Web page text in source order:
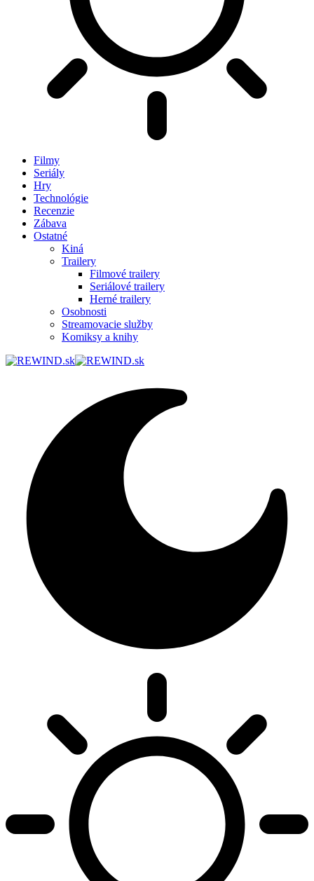
Filmy
Seriály
Hry
Technológie
Recenzie
Zábava
Ostatné
Kiná
Trailery
Filmové trailery
Seriálové trailery
Herné trailery
Osobnosti
Streamovacie služby
Komiksy a knihy